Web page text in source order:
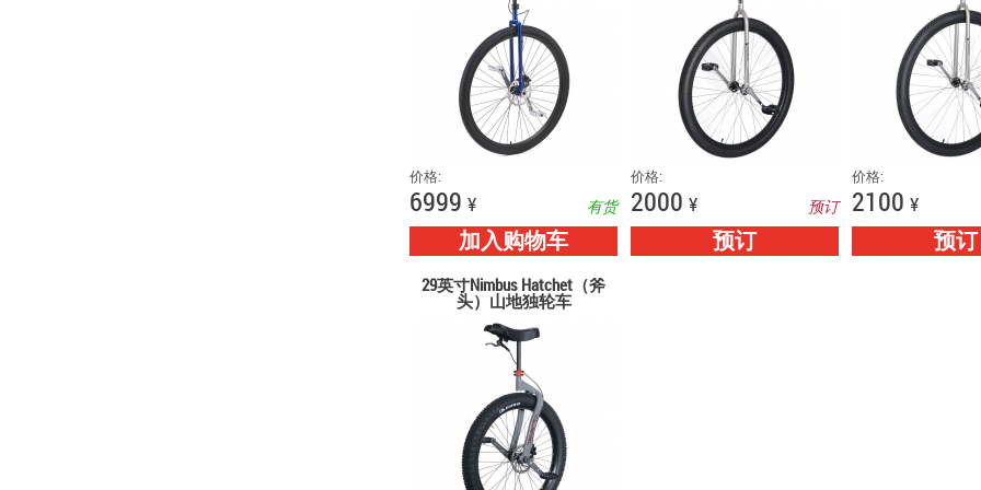
价格:
6999 ¥ 有货
加入购物车
价格:
2000 ¥ 预订
预订
价格:
2100 ¥
预订
29英寸Nimbus Hatchet（斧
头）山地独轮车